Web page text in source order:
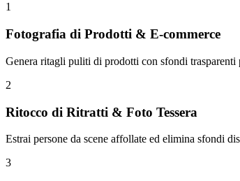
1
Fotografia di Prodotti & E-commerce
Genera ritagli puliti di prodotti con sfondi
2
Ritocco di Ritratti & Foto Tessera
Estrai persone da scene affollate ed elimina sfondi
3